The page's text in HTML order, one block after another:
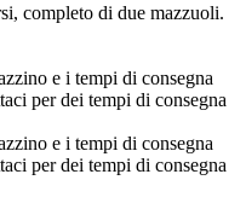
completo di due mazzuoli.
e i tempi di consegna
per dei tempi di consegna
e i tempi di consegna
per dei tempi di consegna